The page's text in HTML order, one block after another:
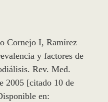
Cornejo I, Ramírez
y factores de
Rev. Med.
2005 [citado 10 de
en: